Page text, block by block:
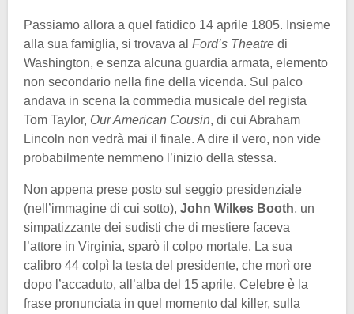
Passiamo allora a quel fatidico 14 aprile 1805. Insieme
alla sua famiglia, si trovava al Ford’s Theatre di
Washington, e senza alcuna guardia armata, elemento
non secondario nella fine della vicenda. Sul palco
andava in scena la commedia musicale del regista
Tom Taylor, Our American Cousin, di cui Abraham
Lincoln non vedrà mai il finale. A dire il vero, non vide
probabilmente nemmeno l’inizio della stessa.
Non appena prese posto sul seggio presidenziale
(nell’immagine di cui sotto), John Wilkes Booth, un
simpatizzante dei sudisti che di mestiere faceva
l’attore in Virginia, sparò il colpo mortale. La sua
calibro 44 colpì la testa del presidente, che morì ore
dopo l’accaduto, all’alba del 15 aprile. Celebre è la
frase pronunciata in quel momento dal killer, sulla